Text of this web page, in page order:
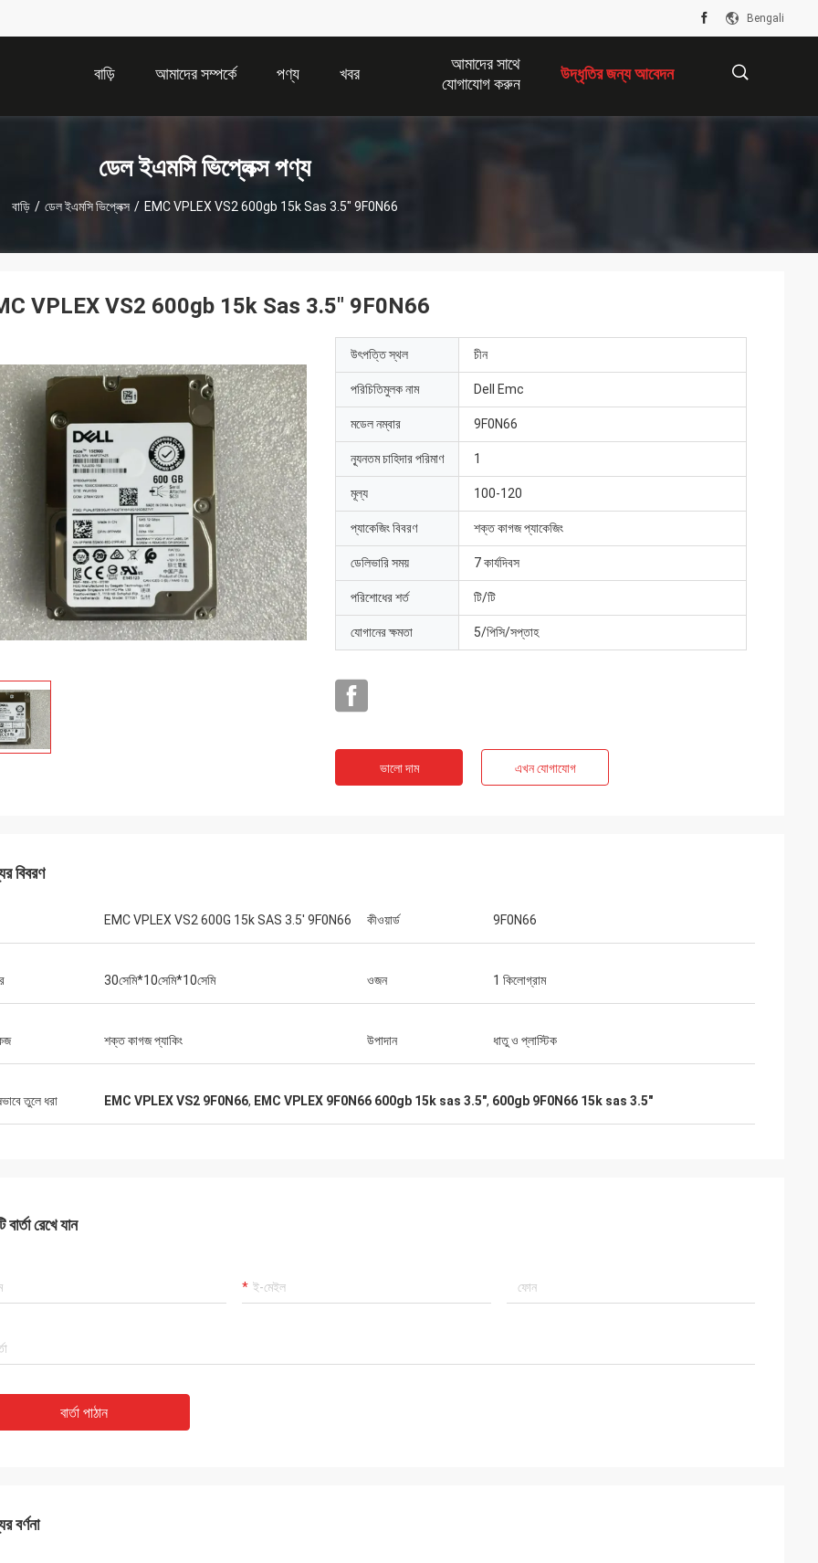
Bengali
বাড়ি আমাদের সম্পর্কে পণ্য খবর
আমাদের সাথে
যোগাযোগ করুন
উদ্ধৃতির জন্য আবেদন
ডেল ইএমসি ভিপ্লেক্স পণ্য
বাড়ি / ডেল ইএমসি ভিপ্লেক্স / EMC VPLEX VS2 600gb 15k Sas 3.5" 9F0N66
VPLEX VS2 600gb 15k Sas 3.5" 9F0N66
উৎপত্তি স্থল চীন
পরিচিতিমুলক নাম Dell Emc
মডেল নম্বার 9F0N66
ন্যূনতম চাহিদার পরিমাণ 1
মূল্য 100-120
প্যাকেজিং বিবরণ শক্ত কাগজ প্যাকেজিং
ডেলিভারি সময় 7 কার্যদিবস
পরিশোধের শর্ত টি/টি
যোগানের ক্ষমতা 5/পিসি/সপ্তাহ
ভালো দাম এখন যোগাযোগ
বিবরণ
EMC VPLEX VS2 600G 15k SAS 3.5' 9F0N66 কীওয়ার্ড 9F0N66
30সেমি*10সেমি*10সেমি ওজন 1 কিলোগ্রাম
শক্ত কাগজ প্যাকিং উপাদান ধাতু ও প্লাস্টিক
তুলে ধরা EMC VPLEX VS2 9F0N66, EMC VPLEX 9F0N66 600gb 15k sas 3.5", 600gb 9F0N66 15k sas 3.5"
বার্তা রেখে যান
বার্তা পাঠান
বর্ণনা